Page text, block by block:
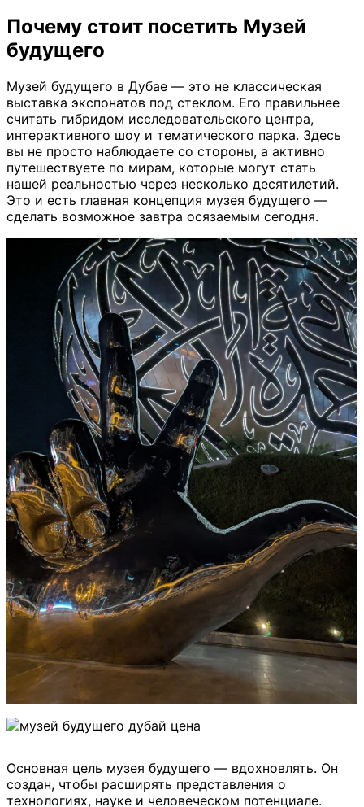
Почему стоит посетить Музей
будущего
Музей будущего в Дубае — это не классическая
выставка экспонатов под стеклом. Его правильнее
считать гибридом исследовательского центра,
интерактивного шоу и тематического парка. Здесь
вы не просто наблюдаете со стороны, а активно
путешествуете по мирам, которые могут стать
нашей реальностью через несколько десятилетий.
Это и есть главная концепция музея будущего —
сделать возможное завтра осязаемым сегодня.
Основная цель музея будущего — вдохновлять. Он
создан, чтобы расширять представления о
технологиях, науке и человеческом потенциале.